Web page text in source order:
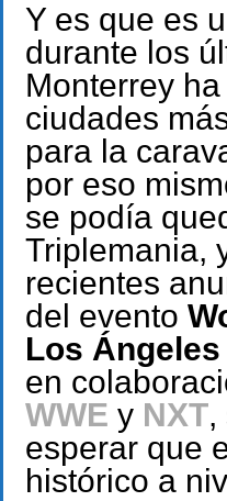
Y es que es
durante los
Monterrey
ciudades
para la
por eso
se podía
Triplemania,
recientes
del evento
Los
en
WWE y NXT,
esperar que
histórico a